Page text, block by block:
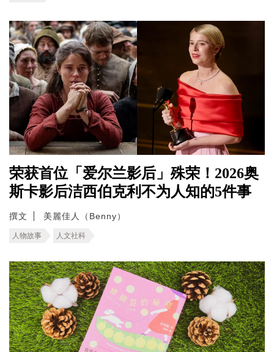
荣获首位「爱尔兰影后」殊荣！2026奥
斯卡影后洁西伯克利不为人知的5件事
撰文 美麗佳人（Benny）
人物故事 人文社科